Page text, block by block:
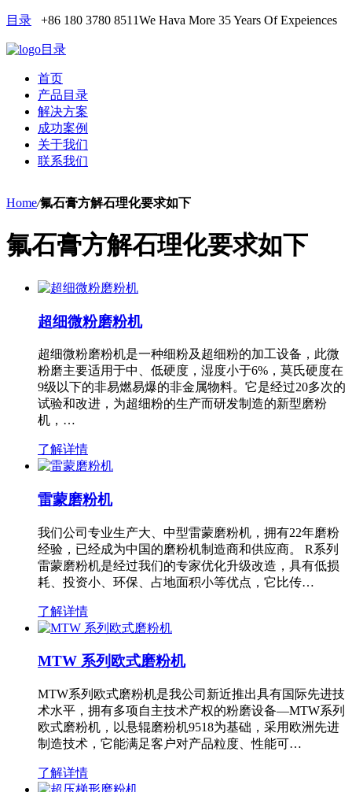
目录 +86 180 3780 8511We Hava More 35 Years Of Expeiences
目录
首页
产品目录
解决方案
成功案例
关于我们
联系我们
Home/氟石膏方解石理化要求如下
氟石膏方解石理化要求如下
超细微粉磨粉机
超细微粉磨粉机是一种细粉及超细粉的加工设备，此微
粉磨主要适用于中、低硬度，湿度小于6%，莫氏硬度在
9级以下的非易燃易爆的非金属物料。它是经过20多次的
试验和改进，为超细粉的生产而研发制造的新型磨粉
机，…
了解详情
雷蒙磨粉机
我们公司专业生产大、中型雷蒙磨粉机，拥有22年磨粉
经验，已经成为中国的磨粉机制造商和供应商。 R系列
雷蒙磨粉机是经过我们的专家优化升级改造，具有低损
耗、投资小、环保、占地面积小等优点，它比传…
了解详情
MTW 系列欧式磨粉机
MTW系列欧式磨粉机是我公司新近推出具有国际先进技
术水平，拥有多项自主技术产权的粉磨设备—MTW系列
欧式磨粉机，以悬辊磨粉机9518为基础，采用欧洲先进
制造技术，它能满足客户对产品粒度、性能可…
了解详情